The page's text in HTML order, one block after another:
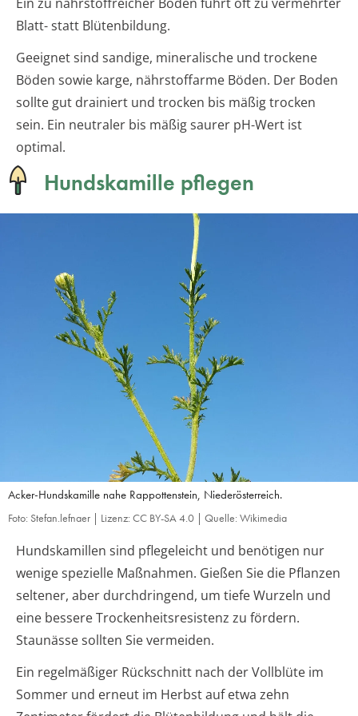
Blatt- statt Blütenbildung.
Geeignet sind sandige, mineralische und trockene
Böden sowie karge, nährstoffarme Böden. Der Boden
sollte gut drainiert und trocken bis mäßig trocken
sein. Ein neutraler bis mäßig saurer pH-Wert ist
optimal.
Hundskamille pflegen
Acker-Hundskamille nahe Rappottenstein, Niederösterreich.
Foto: Stefan.lefnaer | Lizenz: CC BY-SA 4.0 | Quelle: Wikimedia
Hundskamillen sind pflegeleicht und benötigen nur
wenige spezielle Maßnahmen. Gießen Sie die Pflanzen
seltener, aber durchdringend, um tiefe Wurzeln und
eine bessere Trockenheitsresistenz zu fördern.
Staunässe sollten Sie vermeiden.
Ein regelmäßiger Rückschnitt nach der Vollblüte im
Sommer und erneut im Herbst auf etwa zehn